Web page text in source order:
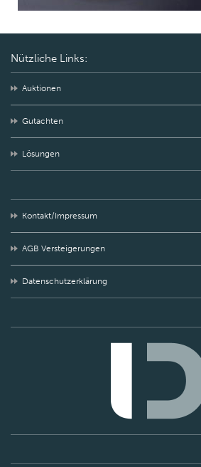
Nützliche Links:
Auktionen
Gutachten
Lösungen
Kontakt/Impressum
AGB Versteigerungen
Datenschutzerklärung